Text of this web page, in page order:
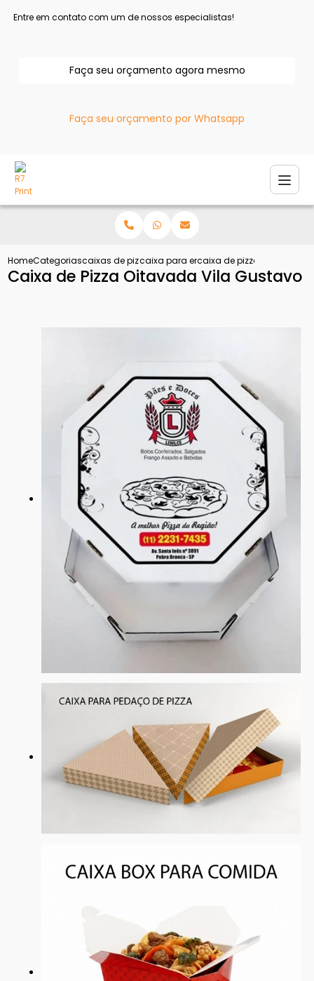
Entre em contato com um de nossos especialistas!
Faça seu orçamento agora mesmo
Faça seu orçamento por Whatsapp
HomeCategoriascaixas de pizzacaixa para entregar pizzacaixa de pizza oitavada
Caixa de Pizza Oitavada Vila Gustavo